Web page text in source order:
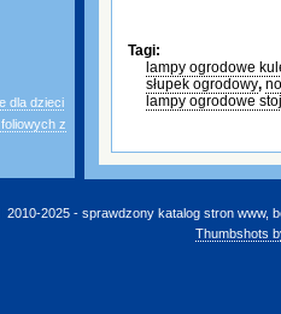
dla dzieci
z
Tagi:
lampy ogrodowe
słupek ogrodowy,
lampy ogrodowe
 2010-2025 - sprawdzony katalog stron www,
Thumbshots